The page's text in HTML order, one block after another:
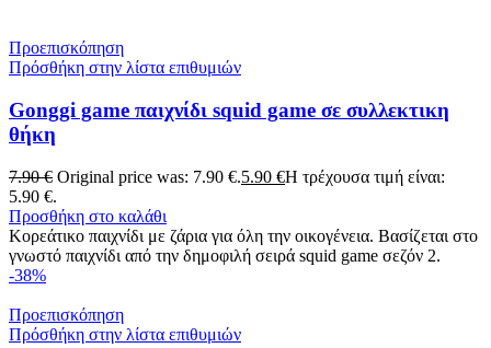
Προεπισκόπηση
Πρόσθήκη στην λίστα επιθυμιών
Gonggi game παιχνίδι squid game σε συλλεκτικη
θήκη
7.90€ Original price was: 7.90 €.5.90 €Η τρέχουσα τιμή είναι:
5.90 €.
Προσθήκη στο καλάθι
Κορεάτικο παιχνίδι με ζάρια για όλη την οικογένεια. Βασίζεται στο
γνωστό παιχνίδι από την δημοφιλή σειρά squid game σεζόν 2.
-38%
Προεπισκόπηση
Πρόσθήκη στην λίστα επιθυμιών